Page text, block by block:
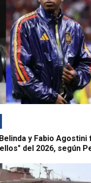
y Fabio
del 2026, según